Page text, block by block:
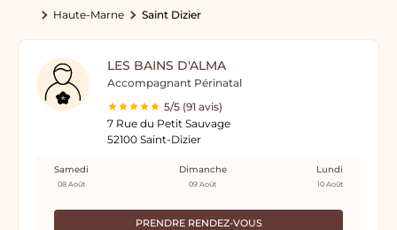
Haute-Marne
Saint Dizier
LES BAINS D'ALMA
Accompagnant Périnatal
5/5 (91 avis)
7 Rue du Petit Sauvage
52100 Saint-Dizier
PRENDRE RENDEZ-VOUS
Samedi
08 Août
Dimanche
09 Août
Lundi
10 Août